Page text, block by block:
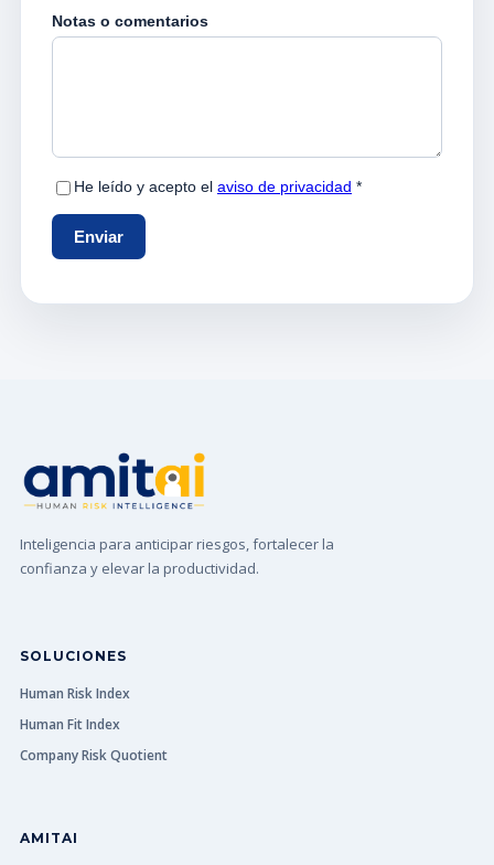
Inteligencia para anticipar riesgos, fortalecer la
confianza y elevar la productividad.
SOLUCIONES
Human Risk Index
Human Fit Index
Company Risk Quotient
AMITAI